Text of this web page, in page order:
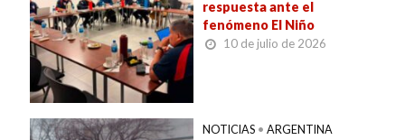
respuesta ante el
fenómeno El Niño
10 de julio de 2026
NOTICIAS • ARGENTINA